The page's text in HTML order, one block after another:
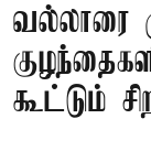
வல்லாரை
கூட்டும்